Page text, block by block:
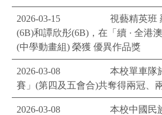
2026-03-15
視藝精英班
(6B)和譚欣彤(6B)，在「續 · 全港
(中學動畫組) 榮獲 優異作品獎
2026-03-08
本校單車隊
賽」(第四及五會合)共奪得兩冠、
2026-03-08
本校中國民